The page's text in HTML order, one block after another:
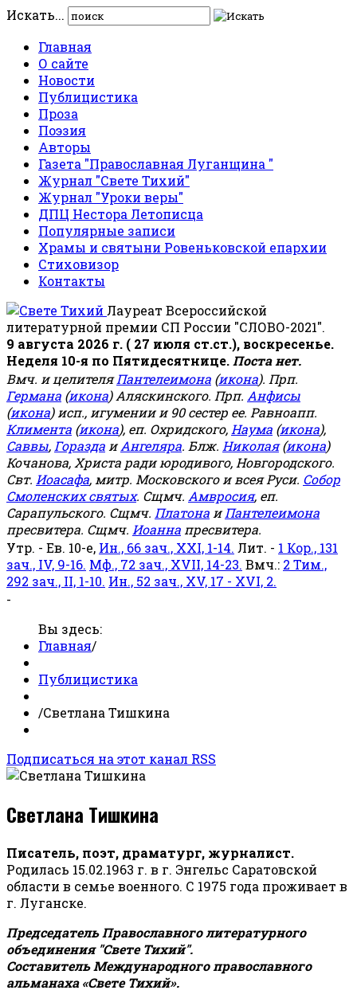
Искать...
Главная
О сайте
Новости
Публицистика
Проза
Поэзия
Авторы
Газета "Православная Луганщина "
Журнал "Свете Тихий"
Журнал "Уроки веры"
ДПЦ Нестора Летописца
Популярные записи
Храмы и святыни Ровеньковской епархии
Стиховизор
Контакты
Лауреат Всероссийской
литературной премии СП России "СЛОВО-2021".
9 августа 2026 г. ( 27 июля ст.ст.), воскресенье.
Неделя 10-я по Пятидесятнице. Поста нет.
Вмч. и целителяПантелеимона (икона). Прп.
Германа (икона) Аляскинского. Прп. Анфисы
(икона) исп., игумении и 90 сестер ее. Равноапп.
Климента (икона), еп. Охридского, Наума (икона),
Саввы, Горазда иАнгеляра. Блж. Николая(икона)
Кочанова, Христа ради юродивого, Новгородского.
Свт. Иоасафа, митр. Московского и всея Руси. Собор
Смоленских святых. Сщмч. Амвросия, еп.
Сарапульского. Сщмч. Платона иПантелеимона
пресвитера. Сщмч. Иоанна пресвитера.
Утр. - Ев. 10-е, Ин., 66 зач., XXI, 1-14. Лит. - 1 Кор., 131
зач., IV, 9-16. Мф., 72 зач., XVII, 14-23. Вмч.: 2 Тим.,
292 зач., II, 1-10. Ин., 52 зач., XV, 17 - XVI, 2.
-
Вы здесь:
Главная/
Публицистика
/Светлана Тишкина
Подписаться на этот канал RSS
Светлана Тишкина
Писатель, поэт, драматург, журналист.
Родилась 15.02.1963 г. в г. Энгельс Саратовской
области в семье военного. С 1975 года проживает в
г. Луганске.
Председатель Православного литературного
объединения "Свете Тихий".
Составитель Международного православного
альманаха «Свете Тихий».